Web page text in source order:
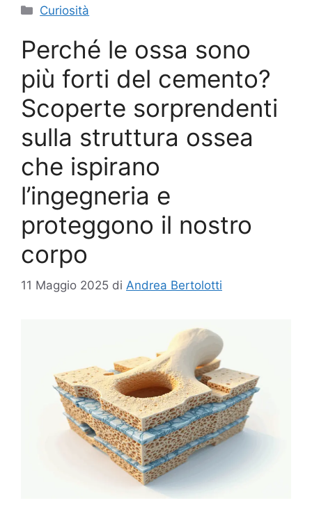
Categorie
Curiosità
Perché le ossa sono
più forti del cemento?
Scoperte sorprendenti
sulla struttura ossea
che ispirano
l’ingegneria e
proteggono il nostro
corpo
11 Maggio 2025 di Andrea Bertolotti